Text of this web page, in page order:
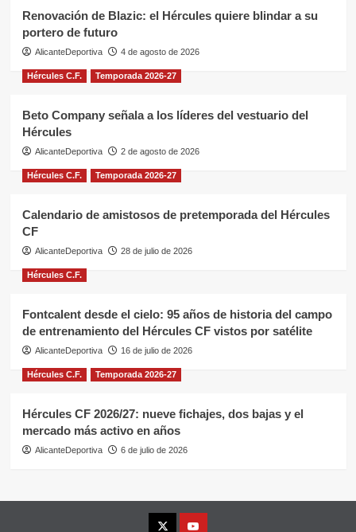
Renovación de Blazic: el Hércules quiere blindar a su
portero de futuro
AlicanteDeportiva 4 de agosto de 2026
Hércules C.F. Temporada 2026-27
Beto Company señala a los líderes del vestuario del
Hércules
AlicanteDeportiva 2 de agosto de 2026
Hércules C.F. Temporada 2026-27
Calendario de amistosos de pretemporada del Hércules
CF
AlicanteDeportiva 28 de julio de 2026
Hércules C.F.
Fontcalent desde el cielo: 95 años de historia del campo
de entrenamiento del Hércules CF vistos por satélite
AlicanteDeportiva 16 de julio de 2026
Hércules C.F. Temporada 2026-27
Hércules CF 2026/27: nueve fichajes, dos bajas y el
mercado más activo en años
AlicanteDeportiva 6 de julio de 2026